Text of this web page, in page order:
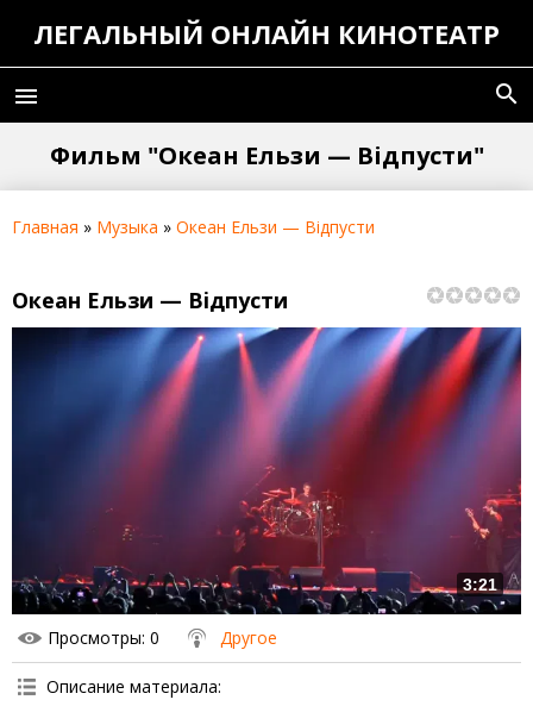
ЛЕГАЛЬНЫЙ ОНЛАЙН КИНОТЕАТР
menu search
Фильм "Океан Ельзи — Вiдпусти"
Главная » Музыка » Океан Ельзи — Вiдпусти
Океан Ельзи — Вiдпусти
3:21
Просмотры: 0 Другое
Описание материала: